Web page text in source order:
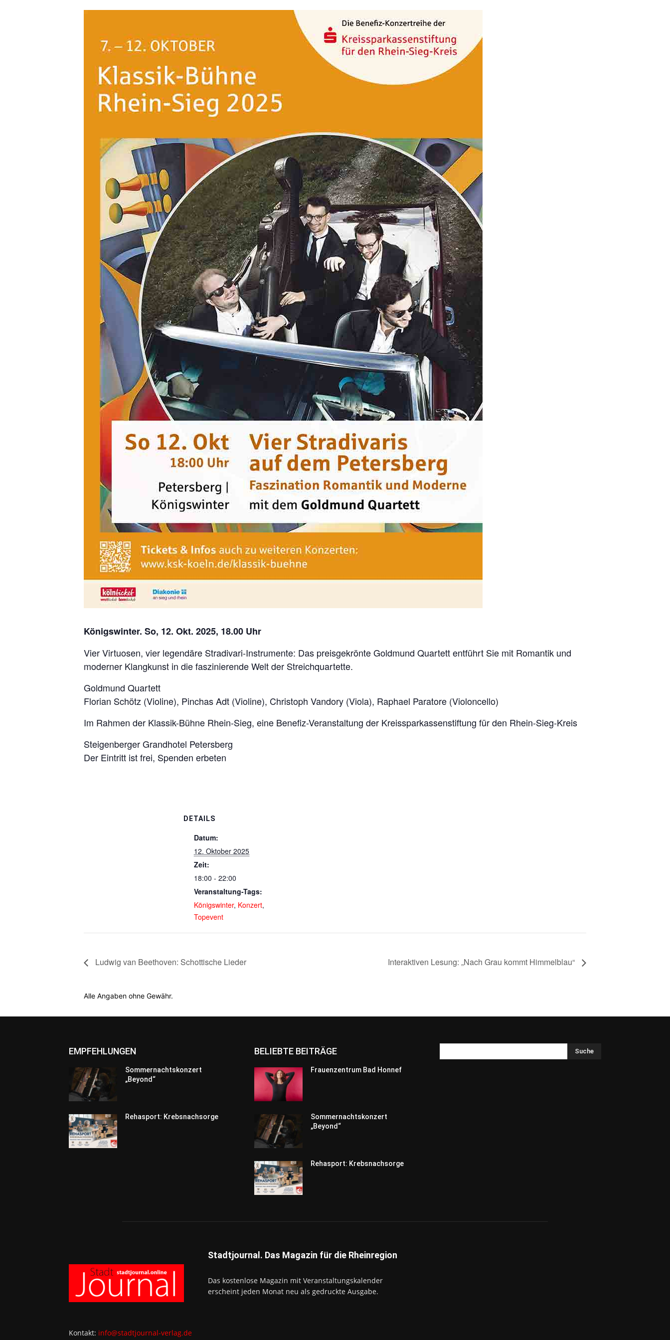
Königswinter. So, 12. Okt. 2025, 18.00 Uhr
Vier Virtuosen, vier legendäre Stradivari-Instrumente: Das preisgekrönte Goldmund Quartett entführt Sie mit Romantik und
moderner Klangkunst in die faszinierende Welt der Streichquartette.
Goldmund Quartett
Florian Schötz (Violine), Pinchas Adt (Violine), Christoph Vandory (Viola), Raphael Paratore (Violoncello)
Im Rahmen der Klassik-Bühne Rhein-Sieg, eine Benefiz-Veranstaltung der Kreissparkassenstiftung für den Rhein-Sieg-Kreis
Steigenberger Grandhotel Petersberg
Der Eintritt ist frei, Spenden erbeten
DETAILS
Datum:
12. Oktober 2025
Zeit:
18:00 - 22:00
Veranstaltung-Tags:
Königswinter, Konzert,
Topevent
Ludwig van Beethoven: Schottische Lieder Interaktiven Lesung: „Nach Grau kommt Himmelblau“
Alle Angaben ohne Gewähr.
EMPFEHLUNGEN
Sommernachtskonzert
„Beyond“
Rehasport: Krebsnachsorge
BELIEBTE BEITRÄGE
Frauenzentrum Bad Honnef
Sommernachtskonzert
„Beyond“
Rehasport: Krebsnachsorge
Suche
Stadtjournal. Das Magazin für die Rheinregion
Das kostenlose Magazin mit Veranstaltungskalender
erscheint jeden Monat neu als gedruckte Ausgabe.
Kontakt: info@stadtjournal-verlag.de